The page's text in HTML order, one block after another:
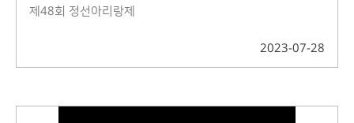
제48회 정선아리랑제
2023-07-28